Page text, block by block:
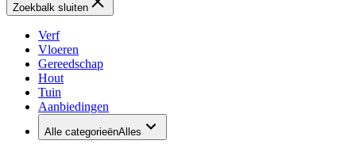
Zoekbalk sluiten
Verf
Vloeren
Gereedschap
Hout
Tuin
Aanbiedingen
Alle categorieënAlles